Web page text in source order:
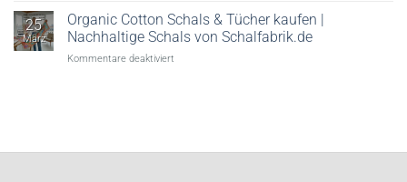
gewickelt?
Von
wegen!
wichtigstes
25
März
Organic Cotton Schals & Tücher kaufen |
Nachhaltige Schals von Schalfabrik.de
Kommentare deaktiviert
kaufen